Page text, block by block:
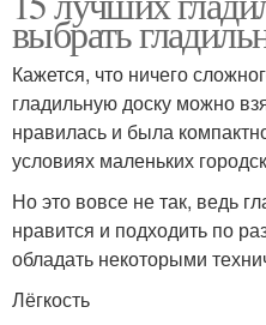
выбрать
Кажется, что ничего
гладильную доску можно
нравилась и была
условиях маленьких
Но это вовсе не так, ведь
нравится и подходить по
обладать некоторыми
Лёгкость